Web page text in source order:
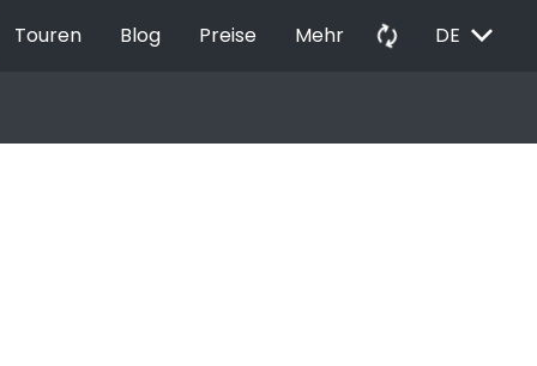
Touren Blog Preise Mehr autorenew DE EXPAND_MORE